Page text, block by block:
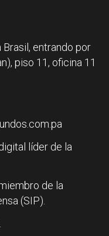
entrando por
piso 11, oficina 11
líder de la
de la
(SIP).